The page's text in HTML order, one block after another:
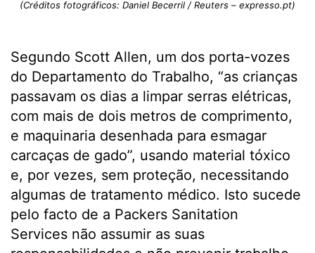
(Créditos fotográficos: Daniel Becerril / Reuters – expresso.pt)
Segundo Scott Allen, um dos porta-vozes
do Departamento do Trabalho, “as crianças
passavam os dias a limpar serras elétricas,
com mais de dois metros de comprimento,
e maquinaria desenhada para esmagar
carcaças de gado”, usando material tóxico
e, por vezes, sem proteção, necessitando
algumas de tratamento médico. Isto sucede
pelo facto de a Packers Sanitation
Services não assumir as suas